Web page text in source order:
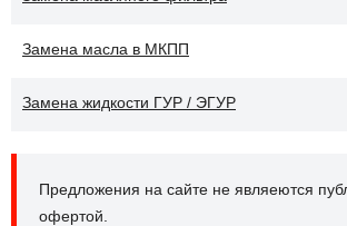
Замена масла в МКПП
Замена жидкости ГУР / ЭГУР
Предложения на сайте не являеются
офертой.